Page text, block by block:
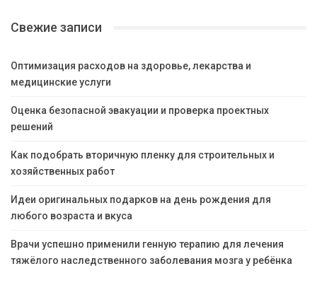
Свежие записи
Оптимизация расходов на здоровье, лекарства и
медицинские услуги
Оценка безопасной эвакуации и проверка проектных
решений
Как подобрать вторичную пленку для строительных и
хозяйственных работ
Идеи оригинальных подарков на день рождения для
любого возраста и вкуса
Врачи успешно применили генную терапию для лечения
тяжёлого наследственного заболевания мозга у ребёнка